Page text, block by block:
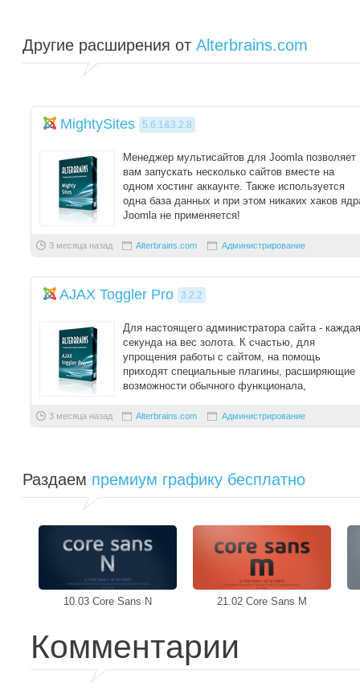
Другие расширения от Alterbrains.com
MightySites 5.6.1&3.2.8
Менеджер мультисайтов для Joomla позволяет
вам запускать несколько сайтов вместе на
одном хостинг аккаунте. Также используется
одна база данных и при этом никаких хаков
Joomla не применяется!
3 месяца назад Alterbrains.com Администрирование
AJAX Toggler Pro 3.2.2
Для настоящего администратора сайта - каждая
секунда на вес золота. К счастью, для
упрощения работы с сайтом, на помощь
приходят специальные плагины, расширяющие
возможности обычного функционала,
3 месяца назад Alterbrains.com Администрирование
Раздаем премиум графику бесплатно
10.03 Core Sans N 21.02 Core Sans M
Комментарии